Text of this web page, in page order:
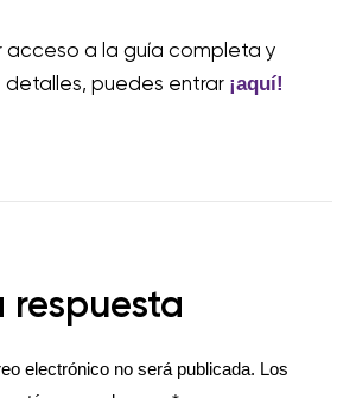
acceso a la guía completa y
detalles, puedes entrar ¡aquí!
respuesta
electrónico no será publicada. Los